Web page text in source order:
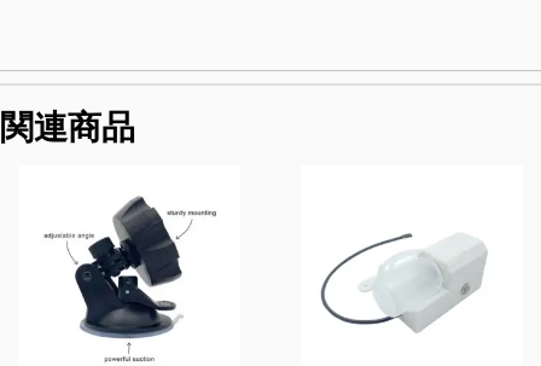
関連商品
$116.00